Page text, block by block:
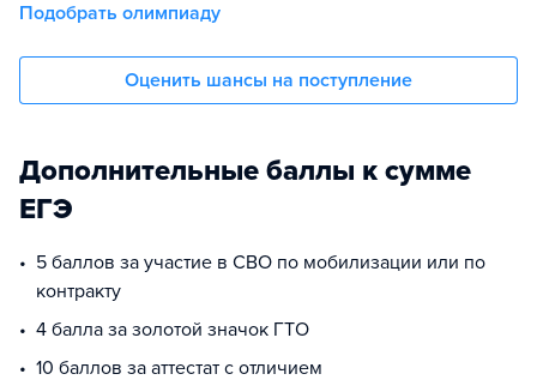
Подобрать олимпиаду
Оценить шансы на поступление
Дополнительные баллы к сумме
ЕГЭ
5 баллов за участие в СВО по мобилизации или по
контракту
4 балла за золотой значок ГТО
10 баллов за аттестат с отличием